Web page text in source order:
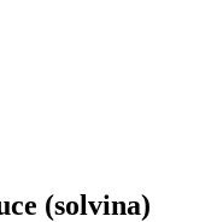
(solvina)